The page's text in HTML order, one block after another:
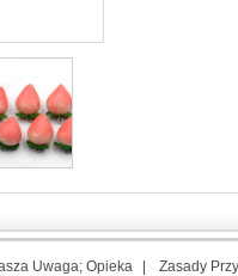
Uwaga; Opieka Zasady